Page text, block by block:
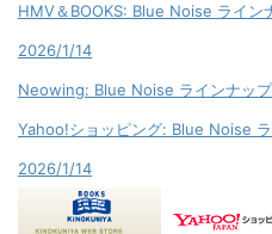
HMV＆BOOKS: Blue Noise ライン
2026/1/14
Neowing: Blue Noise ラインナッ
Yahoo!ショッピング: Blue Noise
2026/1/14